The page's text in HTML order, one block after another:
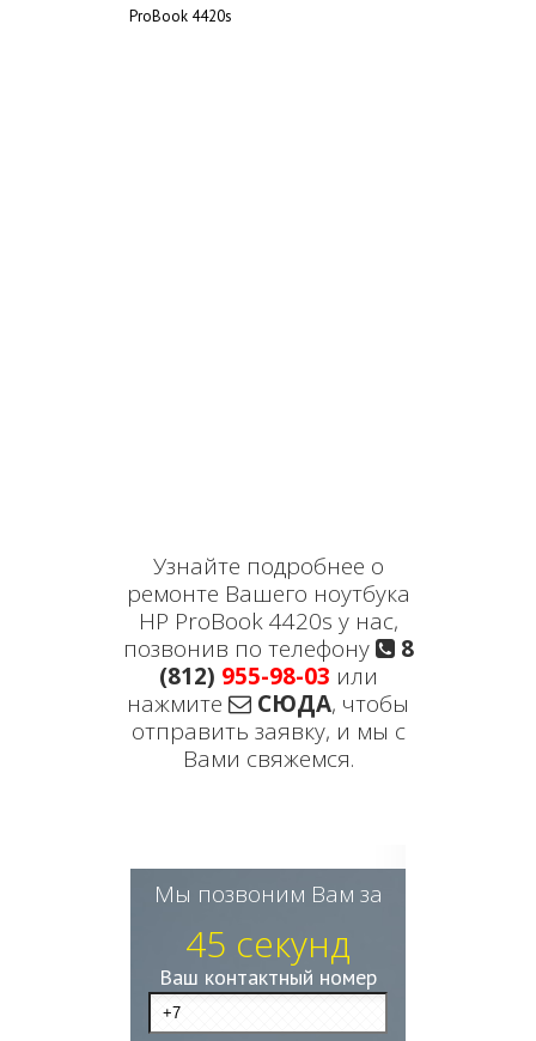
ProBook 4420s
Узнайте подробнее о
ремонте Вашего ноутбука
HP ProBook 4420s у нас,
позвонив по телефону
8
(812) 955-98-03 или
нажмите
СЮДА, чтобы
отправить заявку, и мы с
Вами свяжемся.
Мы позвоним Вам за
45 секунд
Ваш контактный номер